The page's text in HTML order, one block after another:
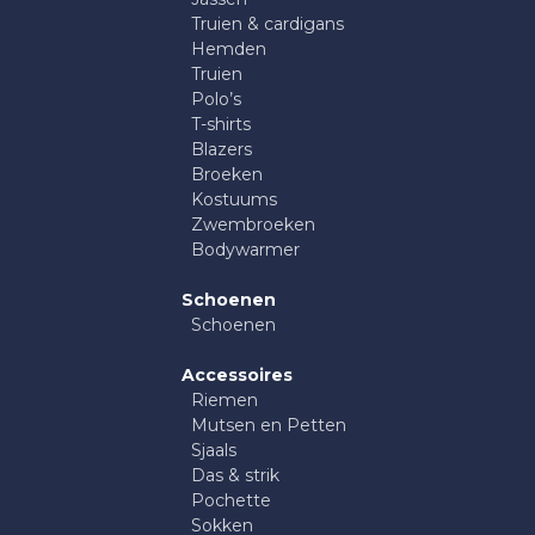
Truien & cardigans
Hemden
Truien
Polo’s
T-shirts
Blazers
Broeken
Kostuums
Zwembroeken
Bodywarmer
Schoenen
Schoenen
Accessoires
Riemen
Mutsen en Petten
Sjaals
Das & strik
Pochette
Sokken